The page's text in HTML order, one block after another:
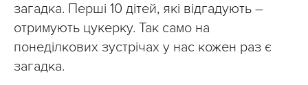
загадка. Перші 10 дітей, які відгадують –
отримують цукерку. Так само на
понеділкових зустрічах у нас кожен раз є
загадка.